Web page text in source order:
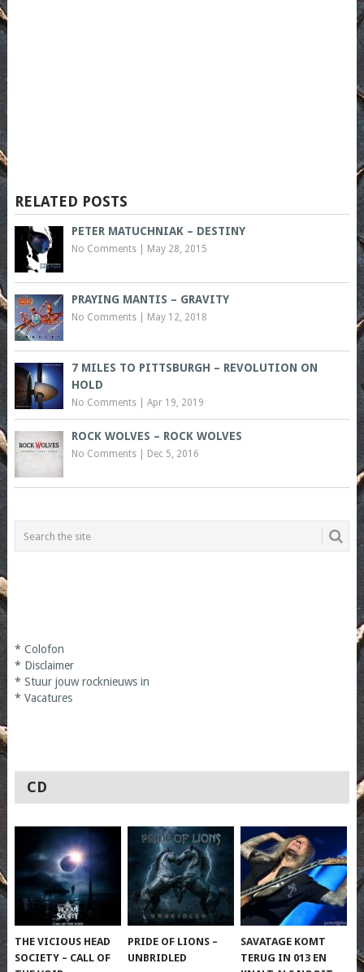
RELATED POSTS
PETER MATUCHNIAK – DESTINY
No Comments| May 28, 2015
PRAYING MANTIS – GRAVITY
No Comments| May 12, 2018
7 MILES TO PITTSBURGH – REVOLUTION ON
HOLD
No Comments| Apr 19, 2019
ROCK WOLVES – ROCK WOLVES
No Comments| Dec 5, 2016
* Colofon
* Disclaimer
* Stuur jouw rocknieuws in
* Vacatures
CD
THE VICIOUS HEAD
SOCIETY – CALL OF
PRIDE OF LIONS –
UNBRIDLED
SAVATAGE KOMT
TERUG IN 013 EN